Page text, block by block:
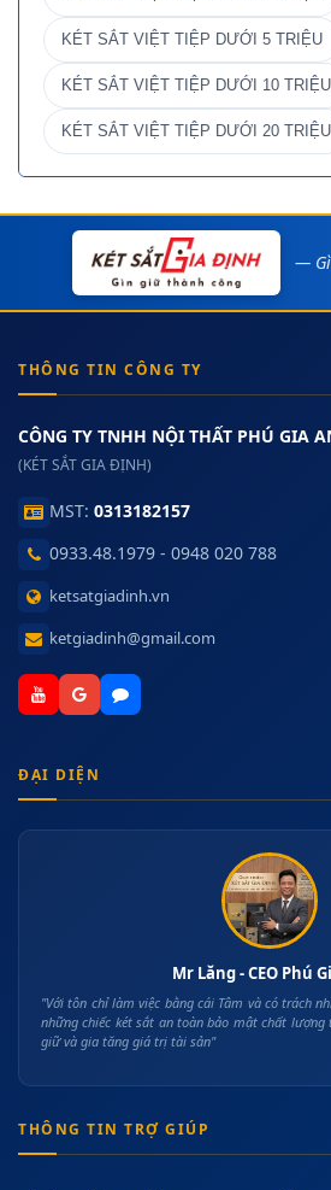
KÉT SẮT VIỆT TIỆP DƯỚI 5 TRIỆU
KÉT SẮT VIỆT TIỆP DƯỚI 10 TRIỆU
KÉT SẮT VIỆT TIỆP DƯỚI 20 TRIỆU
—
THÔNG TIN CÔNG TY
CÔNG TY TNHH NỘI THẤT PHÚ GIA
(KÉT SẮT GIA ĐỊNH)
MST: 0313182157
0933.48.1979 - 0948 020 788
ketsatgiadinh.vn
ketgiadinh@gmail.com
ĐẠI DIỆN
Mr Lăng - CEO Phú
"Với tôn chỉ làm việc bằng cái Tâm và có trách
những chiếc két sắt an toàn bảo mật chất
giữ và gia tăng giá trị tài sản"
THÔNG TIN TRỢ GIÚP